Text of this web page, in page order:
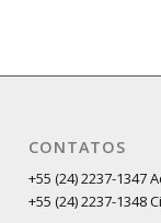
CONTATOS
+55 (24) 2237-1347
+55 (24) 2237-1348